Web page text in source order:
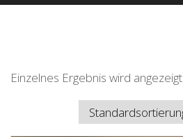
Einzelnes Ergebnis wird angezeigt